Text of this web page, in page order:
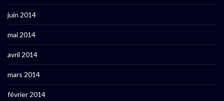
juin 2014
mai 2014
avril 2014
mars 2014
février 2014